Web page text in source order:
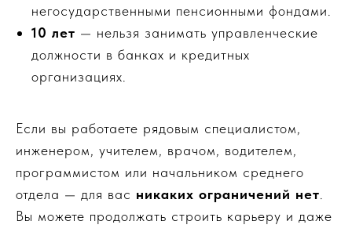
негосударственными пенсионными фондами.
10 лет — нельзя занимать управленческие
должности в банках и кредитных
организациях.
Если вы работаете рядовым специалистом,
инженером, учителем, врачом, водителем,
программистом или начальником среднего
отдела — для вас никаких ограничений нет
Вы можете продолжать строить карьеру и даже